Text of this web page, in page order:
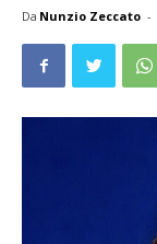
Da Nunzio Zeccato -